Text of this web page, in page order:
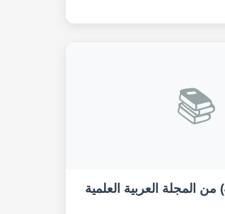
📚
العدد الأربعين (40) من المجلة العربية العلمية